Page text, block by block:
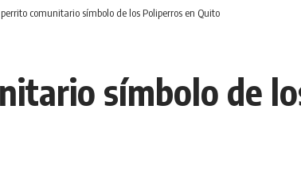
comunitario símbolo de los Poliperros en Quito
símbolo de